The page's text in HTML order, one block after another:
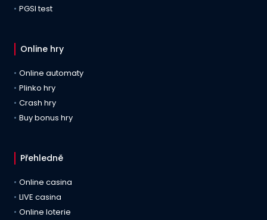
PGSI test
Online hry
Online automaty
Plinko hry
Crash hry
Buy bonus hry
Přehledně
Online casina
LIVE casina
Online loterie